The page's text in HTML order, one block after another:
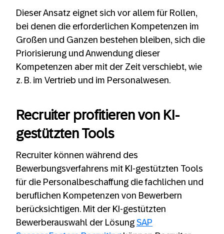
Dieser Ansatz eignet sich vor allem für Rollen,
bei denen die erforderlichen Kompetenzen im
Großen und Ganzen bestehen bleiben, sich die
Priorisierung und Anwendung dieser
Kompetenzen aber mit der Zeit verschiebt, wie
z. B. im Vertrieb und im Personalwesen.
Recruiter profitieren von KI-
gestützten Tools
Recruiter können während des
Bewerbungsverfahrens mit KI-gestützten Tools
für die Personalbeschaffung die fachlichen und
beruflichen Kompetenzen von Bewerbern
berücksichtigen. Mit der KI-gestützten
Bewerberauswahl der Lösung SAP